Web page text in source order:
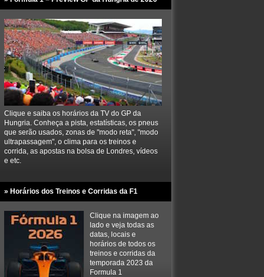
Clique e saiba os horários da TV do GP da
Hungria. Conheça a pista, estatísticas, os pneus
que serão usados, zonas de "modo reta", "modo
ultrapassagem", o clima para os treinos e
corrida, as apostas na bolsa de Londres, vídeos
e etc.
» Horários dos Treinos e Corridas da F1
Clique na imagem ao
lado e veja todas as
datas, locais e
horários de todos os
treinos e corridas da
temporada 2023 da
Formula 1